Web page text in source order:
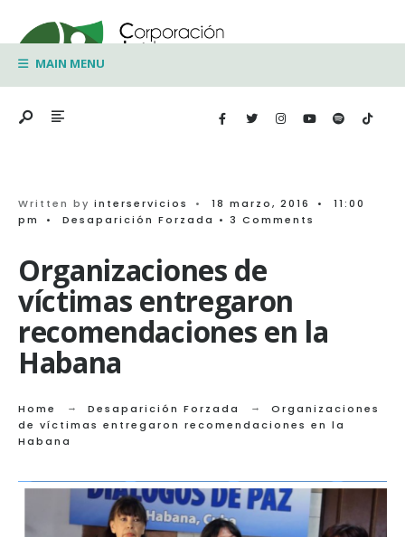
to
contentMAIN MENU
Written by interservicios • 18 marzo, 2016 •
11:00
pm
• Desaparición Forzada • 3 Comments
Organizaciones de
víctimas entregaron
recomendaciones en la
Habana
Home Desaparición Forzada
Organizaciones
de víctimas entregaron recomendaciones en la
Habana
for: